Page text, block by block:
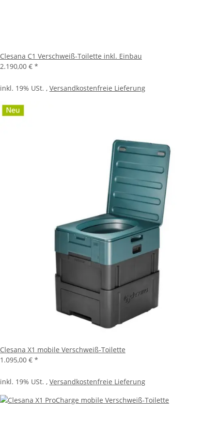
Clesana C1 Verschweiß-Toilette inkl. Einbau
2.190,00 € *
inkl. 19% USt. , Versandkostenfreie Lieferung
Clesana X1 mobile Verschweiß-Toilette
1.095,00 € *
inkl. 19% USt. , Versandkostenfreie Lieferung